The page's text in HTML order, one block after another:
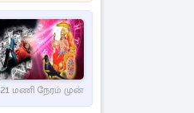
21 மணி நேரம் முன்